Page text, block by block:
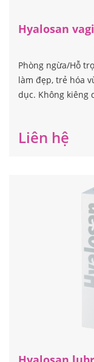
Hyalosan
Phòng ngừa/Hỗ
làm đẹp, trẻ hóa
dục. Không kiêng
Liên hệ